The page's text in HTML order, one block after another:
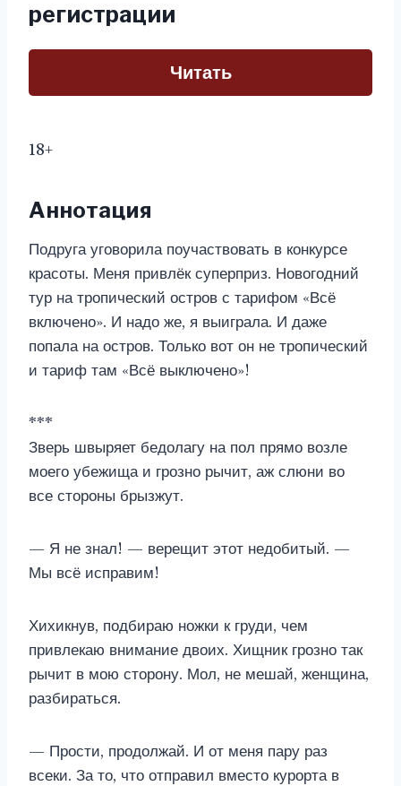
регистрации
Читать
18+
Аннотация
Подруга уговорила поучаствовать в конкурсе
красоты. Меня привлёк суперприз. Новогодний
тур на тропический остров с тарифом «Всё
включено». И надо же, я выиграла. И даже
попала на остров. Только вот он не тропический
и тариф там «Всё выключено»!
***
Зверь швыряет бедолагу на пол прямо возле
моего убежища и грозно рычит, аж слюни во
все стороны брызжут.
— Я не знал! — верещит этот недобитый. —
Мы всё исправим!
Хихикнув, подбираю ножки к груди, чем
привлекаю внимание двоих. Хищник грозно так
рычит в мою сторону. Мол, не мешай, женщина,
разбираться.
— Прости, продолжай. И от меня пару раз
всеки. За то, что отправил вместо курорта в